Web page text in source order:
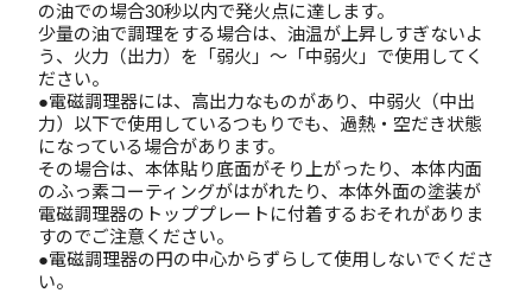
の油での場合30秒以内で発火点に達します。
少量の油で調理をする場合は、油温が上昇しすぎないよ
う、火力（出力）を「弱火」～「中弱火」で使用してく
ださい。
●電磁調理器には、高出力なものがあり、中弱火（中出
力）以下で使用しているつもりでも、過熱・空だき状態
になっている場合があります。
その場合は、本体貼り底面がそり上がったり、本体内面
のふっ素コーティングがはがれたり、本体外面の塗装が
電磁調理器のトッププレートに付着するおそれがありま
すのでご注意ください。
●電磁調理器の円の中心からずらして使用しないでくださ
い。